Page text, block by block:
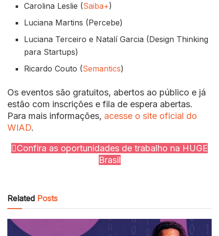
Carolina Leslie (Saiba+)
Luciana Martins (Percebe)
Luciana Terceiro e Natalí Garcia (Design Thinking
para Startups)
Ricardo Couto (Semantics)
Os eventos são gratuitos, abertos ao público e já
estão com inscrições e fila de espera abertas.
Para mais informações, acesse o site oficial do
WIAD.
Confira as oportunidades de trabalho na HUGE
Brasil
Related Posts